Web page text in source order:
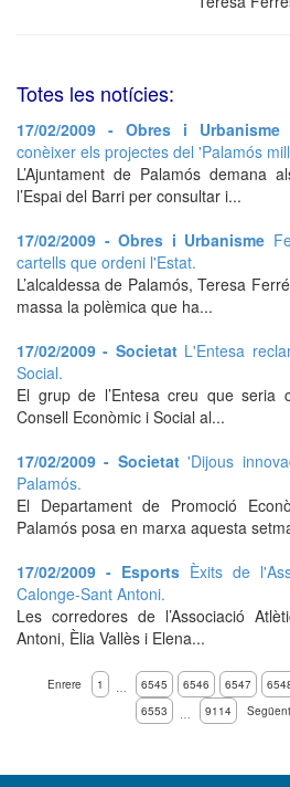
Totes les notícies:
17/02/2009 - Obres i
conèixer els projectes del 'Palamós
L’Ajuntament de Palamós demana
l’Espai del Barri per consultar i...
17/02/2009 - Obres i Urbanisme
cartells que ordeni l'Estat.
L’alcaldessa de Palamós, Teresa
massa la polèmica que ha...
17/02/2009 - Societat L'Entesa
Social.
El grup de l’Entesa creu que seria
Consell Econòmic i Social al...
17/02/2009 - Societat'Dijous
Palamós.
El Departament de Promoció
Palamós posa en marxa aquesta
17/02/2009 - Esports Èxits de
Calonge-Sant Antoni.
Les corredores de l’Associació
Antoni, Èlia Vallès i Elena...
Enrere 1 … 6545 6546 6547
6553
… 9114 Següent